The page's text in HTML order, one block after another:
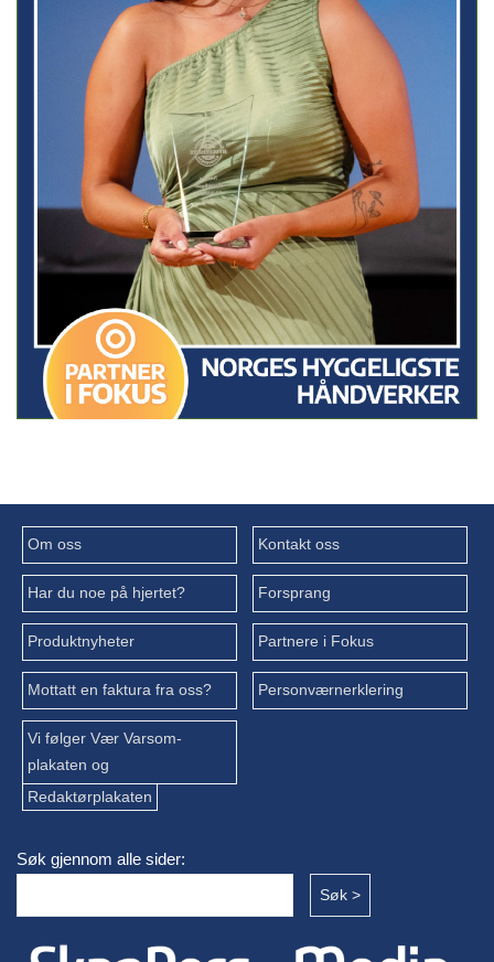
Om oss Kontakt oss
Har du noe på hjertet? Forsprang
Produktnyheter Partnere i Fokus
Mottatt en faktura fra oss? Personværnerklering
Vi følger Vær Varsom-
plakaten og
Redaktørplakaten
Søk gjennom alle sider: